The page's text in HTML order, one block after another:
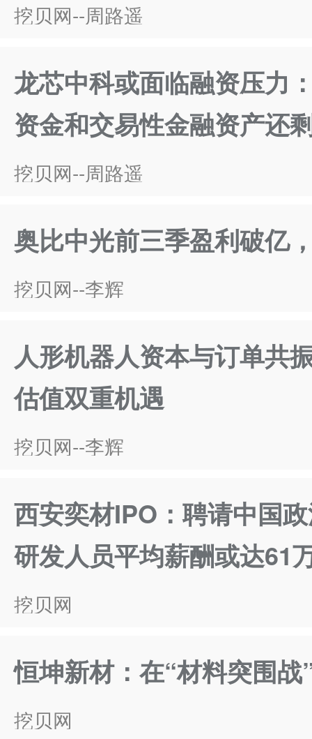
挖贝网--周路遥
龙芯中科或面临融资压力
资金和交易性金融资产还
挖贝网--周路遥
奥比中光前三季盈利破亿
挖贝网--李辉
人形机器人资本与订单共
估值双重机遇
挖贝网--李辉
西安奕材IPO：聘请中国
研发人员平均薪酬或达61
挖贝网
恒坤新材：在“材料突围
挖贝网